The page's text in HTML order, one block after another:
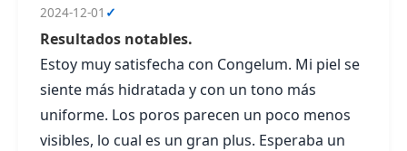
2024-12-01 ✓
Resultados notables.
Estoy muy satisfecha con Congelum. Mi piel se
siente más hidratada y con un tono más
uniforme. Los poros parecen un poco menos
visibles, lo cual es un gran plus. Esperaba un